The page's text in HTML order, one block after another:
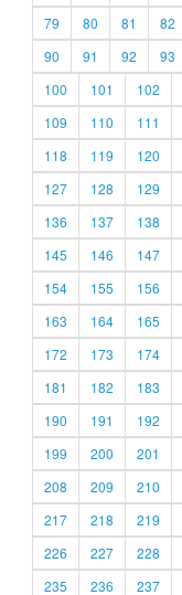
79
80 81 82
90
91 92 93
100
101 102
109
110 111
118
119 120
127
128 129
136
137 138
145
146 147
154
155 156
163
164 165
172
173 174
181
182 183
190
191 192
199
200 201
208
209 210
217
218 219
226
227 228
235
236 237